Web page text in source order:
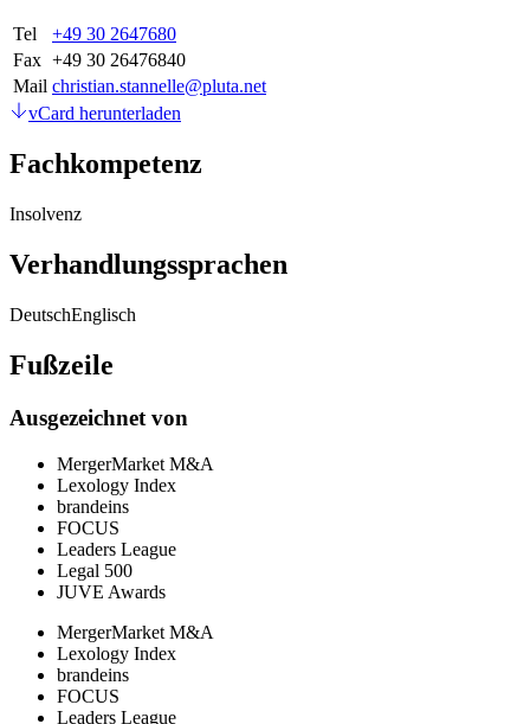
Tel
+49 30 2647680
Fax +49 30 26476840
Mail christian.stannelle@pluta.net
vCard herunterladen
Fachkompetenz
Insolvenz
Verhandlungssprachen
DeutschEnglisch
Fußzeile
Ausgezeichnet von
MergerMarket M&A
Lexology Index
brandeins
FOCUS
Leaders League
Legal 500
JUVE Awards
MergerMarket M&A
Lexology Index
brandeins
FOCUS
Leaders League